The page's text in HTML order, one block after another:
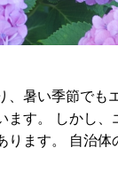
、暑い季節でも
ます。 しかし、
ります。 自治体